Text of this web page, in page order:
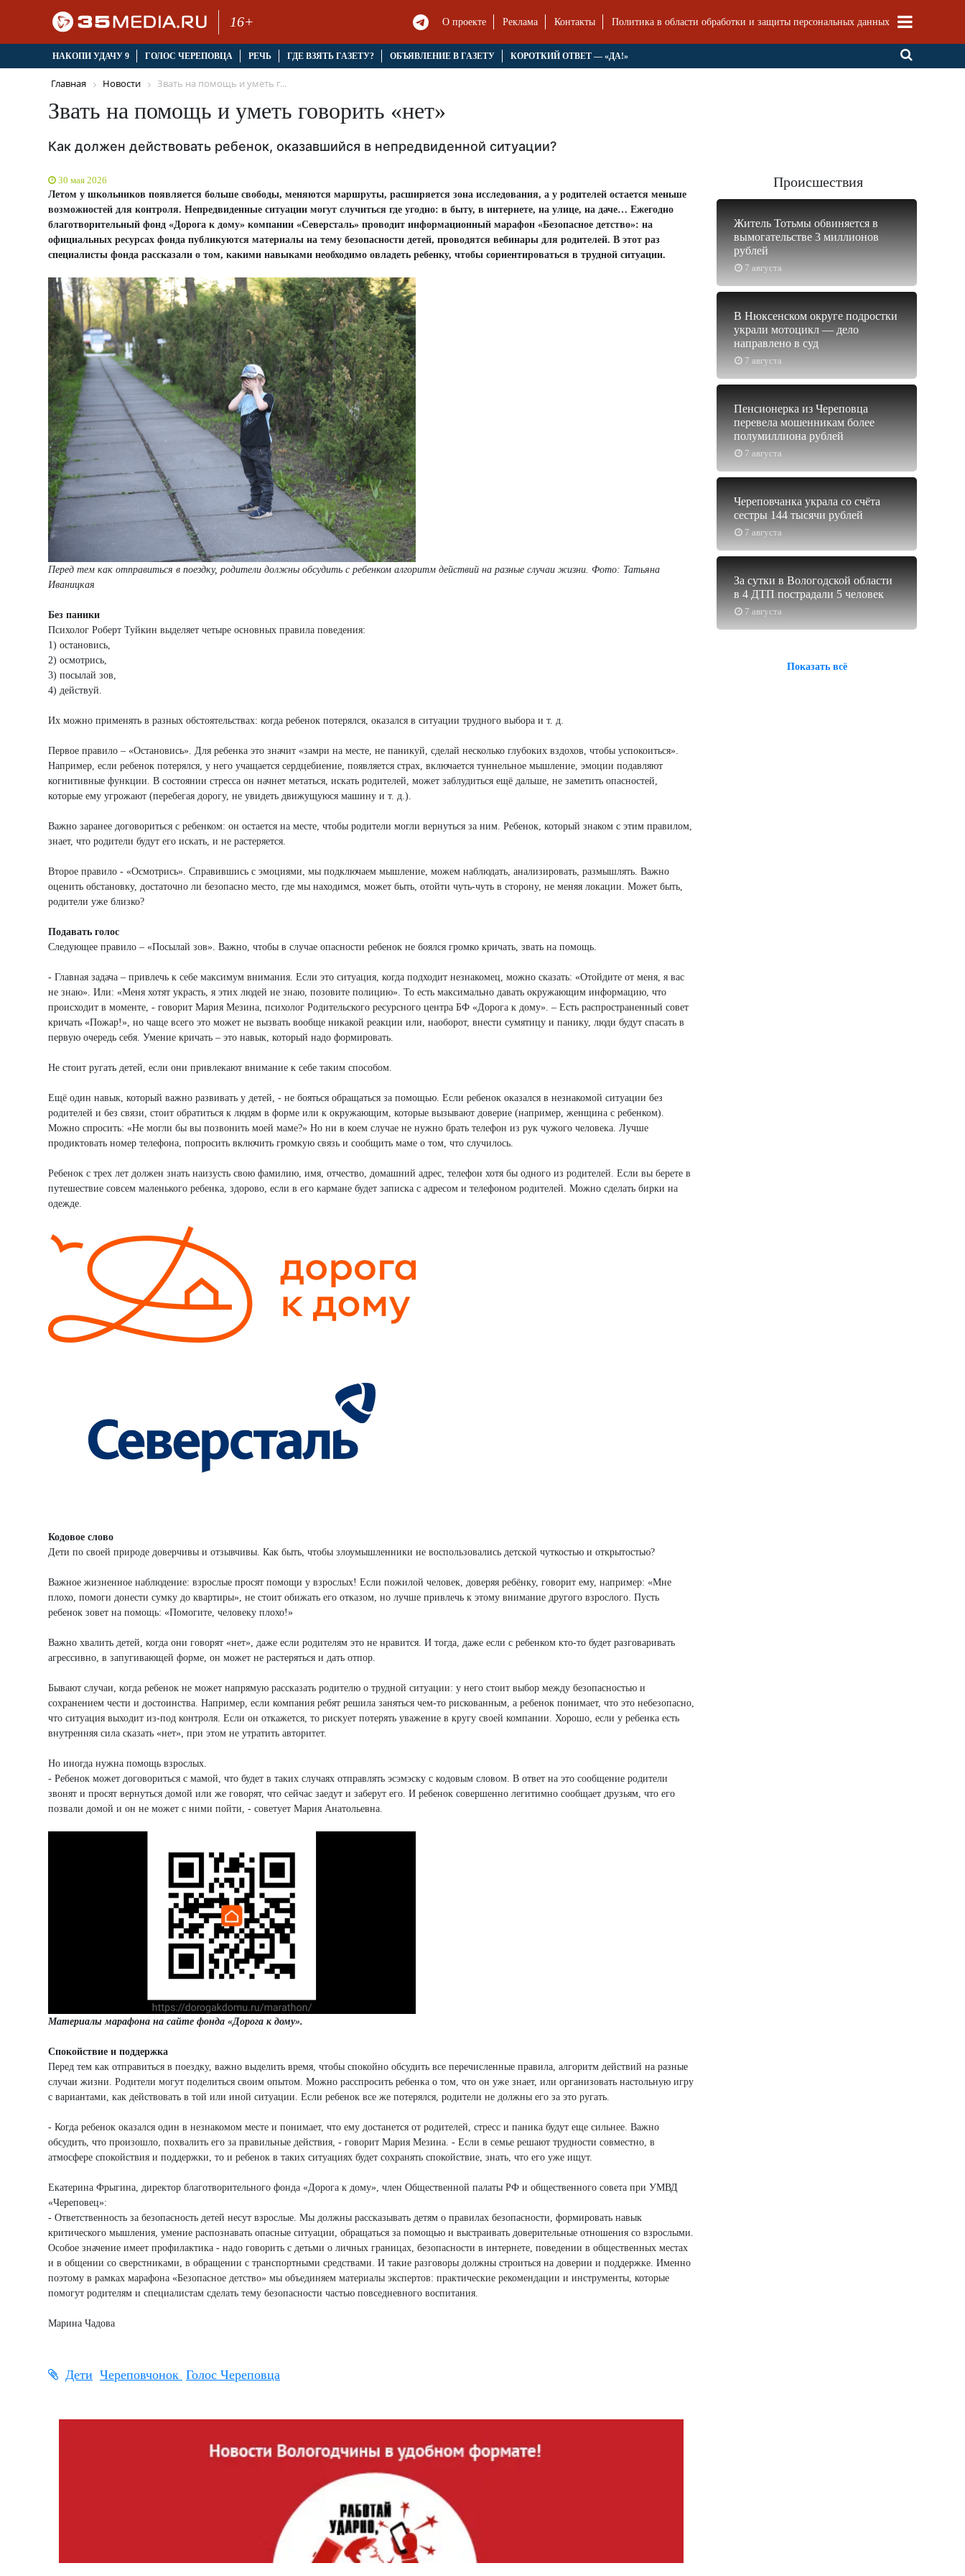
16+ О проекте Реклама Контакты Политика в области обработки и защиты персональных данных
НАКОПИ УДАЧУ 9 ГОЛОС ЧЕРЕПОВЦА РЕЧЬ ГДЕ ВЗЯТЬ ГАЗЕТУ? ОБЪЯВЛЕНИЕ В ГАЗЕТУ КОРОТКИЙ ОТВЕТ — «ДА!»
Главная Новости Звать на помощь и уметь г...
Звать на помощь и уметь говорить «нет»
Как должен действовать ребенок, оказавшийся в непредвиденной ситуации?
30 мая 2026
Летом у школьников появляется больше свободы, меняются маршруты, расширяется зона исследования, а у родителей остается меньше
возможностей для контроля. Непредвиденные ситуации могут случиться где угодно: в быту, в интернете, на улице, на даче… Ежегодно
благотворительный фонд «Дорога к дому» компании «Северсталь» проводит информационный марафон «Безопасное детство»: на
официальных ресурсах фонда публикуются материалы на тему безопасности детей, проводятся вебинары для родителей. В этот раз
специалисты фонда рассказали о том, какими навыками необходимо овладеть ребенку, чтобы сориентироваться в трудной ситуации.
Перед тем как отправиться в поездку, родители должны обсудить с ребенком алгоритм действий на разные случаи жизни. Фото: Татьяна
Иваницкая
Без паники
Психолог Роберт Туйкин выделяет четыре основных правила поведения:
1) остановись,
2) осмотрись,
3) посылай зов,
4) действуй.
Их можно применять в разных обстоятельствах: когда ребенок потерялся, оказался в ситуации трудного выбора и т. д.
Первое правило – «Остановись». Для ребенка это значит «замри на месте, не паникуй, сделай несколько глубоких вздохов, чтобы успокоиться».
Например, если ребенок потерялся, у него учащается сердцебиение, появляется страх, включается туннельное мышление, эмоции подавляют
когнитивные функции. В состоянии стресса он начнет метаться, искать родителей, может заблудиться ещё дальше, не заметить опасностей,
которые ему угрожают (перебегая дорогу, не увидеть движущуюся машину и т. д.).
Важно заранее договориться с ребенком: он остается на месте, чтобы родители могли вернуться за ним. Ребенок, который знаком с этим правилом,
знает, что родители будут его искать, и не растеряется.
Второе правило - «Осмотрись». Справившись с эмоциями, мы подключаем мышление, можем наблюдать, анализировать, размышлять. Важно
оценить обстановку, достаточно ли безопасно место, где мы находимся, может быть, отойти чуть-чуть в сторону, не меняя локации. Может быть,
родители уже близко?
Подавать голос
Следующее правило – «Посылай зов». Важно, чтобы в случае опасности ребенок не боялся громко кричать, звать на помощь.
- Главная задача – привлечь к себе максимум внимания. Если это ситуация, когда подходит незнакомец, можно сказать: «Отойдите от меня, я вас
не знаю». Или: «Меня хотят украсть, я этих людей не знаю, позовите полицию». То есть максимально давать окружающим информацию, что
происходит в моменте, - говорит Мария Мезина, психолог Родительского ресурсного центра БФ «Дорога к дому». – Есть распространенный совет
кричать «Пожар!», но чаще всего это может не вызвать вообще никакой реакции или, наоборот, внести сумятицу и панику, люди будут спасать в
первую очередь себя. Умение кричать – это навык, который надо формировать.
Не стоит ругать детей, если они привлекают внимание к себе таким способом.
Ещё один навык, который важно развивать у детей, - не бояться обращаться за помощью. Если ребенок оказался в незнакомой ситуации без
родителей и без связи, стоит обратиться к людям в форме или к окружающим, которые вызывают доверие (например, женщина с ребенком).
Можно спросить: «Не могли бы вы позвонить моей маме?» Но ни в коем случае не нужно брать телефон из рук чужого человека. Лучше
продиктовать номер телефона, попросить включить громкую связь и сообщить маме о том, что случилось.
Ребенок с трех лет должен знать наизусть свою фамилию, имя, отчество, домашний адрес, телефон хотя бы одного из родителей. Если вы берете в
путешествие совсем маленького ребенка, здорово, если в его кармане будет записка с адресом и телефоном родителей. Можно сделать бирки на
одежде.
Кодовое слово
Дети по своей природе доверчивы и отзывчивы. Как быть, чтобы злоумышленники не воспользовались детской чуткостью и открытостью?
Важное жизненное наблюдение: взрослые просят помощи у взрослых! Если пожилой человек, доверяя ребёнку, говорит ему, например: «Мне
плохо, помоги донести сумку до квартиры», не стоит обижать его отказом, но лучше привлечь к этому внимание другого взрослого. Пусть
ребенок зовет на помощь: «Помогите, человеку плохо!»
Важно хвалить детей, когда они говорят «нет», даже если родителям это не нравится. И тогда, даже если с ребенком кто-то будет разговаривать
агрессивно, в запугивающей форме, он может не растеряться и дать отпор.
Бывают случаи, когда ребенок не может напрямую рассказать родителю о трудной ситуации: у него стоит выбор между безопасностью и
сохранением чести и достоинства. Например, если компания ребят решила заняться чем-то рискованным, а ребенок понимает, что это небезопасно,
что ситуация выходит из-под контроля. Если он откажется, то рискует потерять уважение в кругу своей компании. Хорошо, если у ребенка есть
внутренняя сила сказать «нет», при этом не утратить авторитет.
Но иногда нужна помощь взрослых.
- Ребенок может договориться с мамой, что будет в таких случаях отправлять эсэмэску с кодовым словом. В ответ на это сообщение родители
звонят и просят вернуться домой или же говорят, что сейчас заедут и заберут его. И ребенок совершенно легитимно сообщает друзьям, что его
позвали домой и он не может с ними пойти, - советует Мария Анатольевна.
Материалы марафона на сайте фонда «Дорога к дому».
Спокойствие и поддержка
Перед тем как отправиться в поездку, важно выделить время, чтобы спокойно обсудить все перечисленные правила, алгоритм действий на разные
случаи жизни. Родители могут поделиться своим опытом. Можно расспросить ребенка о том, что он уже знает, или организовать настольную игру
с вариантами, как действовать в той или иной ситуации. Если ребенок все же потерялся, родители не должны его за это ругать.
- Когда ребенок оказался один в незнакомом месте и понимает, что ему достанется от родителей, стресс и паника будут еще сильнее. Важно
обсудить, что произошло, похвалить его за правильные действия, - говорит Мария Мезина. - Если в семье решают трудности совместно, в
атмосфере спокойствия и поддержки, то и ребенок в таких ситуациях будет сохранять спокойствие, знать, что его уже ищут.
Екатерина Фрыгина, директор благотворительного фонда «Дорога к дому», член Общественной палаты РФ и общественного совета при УМВД
«Череповец»:
- Ответственность за безопасность детей несут взрослые. Мы должны рассказывать детям о правилах безопасности, формировать навык
критического мышления, умение распознавать опасные ситуации, обращаться за помощью и выстраивать доверительные отношения со взрослыми.
Особое значение имеет профилактика - надо говорить с детьми о личных границах, безопасности в интернете, поведении в общественных местах
и в общении со сверстниками, в обращении с транспортными средствами. И такие разговоры должны строиться на доверии и поддержке. Именно
поэтому в рамках марафона «Безопасное детство» мы объединяем материалы экспертов: практические рекомендации и инструменты, которые
помогут родителям и специалистам сделать тему безопасности частью повседневного воспитания.
Марина Чадова
Дети Череповчонок Голос Череповца
Происшествия
7 августа
Житель Тотьмы обвиняется в
вымогательстве 3 миллионов
рублей
7 августа
В Нюксенском округе подростки
украли мотоцикл — дело
направлено в суд
7 августа
Пенсионерка из Череповца
перевела мошенникам более
полумиллиона рублей
7 августа
Череповчанка украла со счёта
сестры 144 тысячи рублей
7 августа
За сутки в Вологодской области
в 4 ДТП пострадали 5 человек
Показать всё